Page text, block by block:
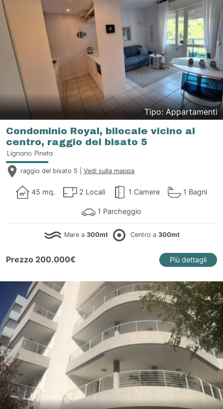
Tipo: Appartamenti
Condominio Royal, bilocale vicino al
centro, raggio del bisato 5
Lignano Pineta
raggio del bisato 5 | Vedi sulla mappa
45 mq. 2 Locali 1 Camere 1 Bagni
1 Parcheggio
Mare a 300mt Centro a300mt
Prezzo 200.000€ Più dettagli